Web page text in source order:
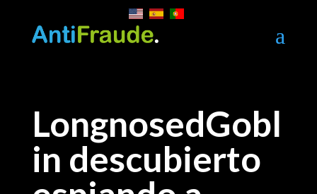
a
LongnosedGobl
in descubierto